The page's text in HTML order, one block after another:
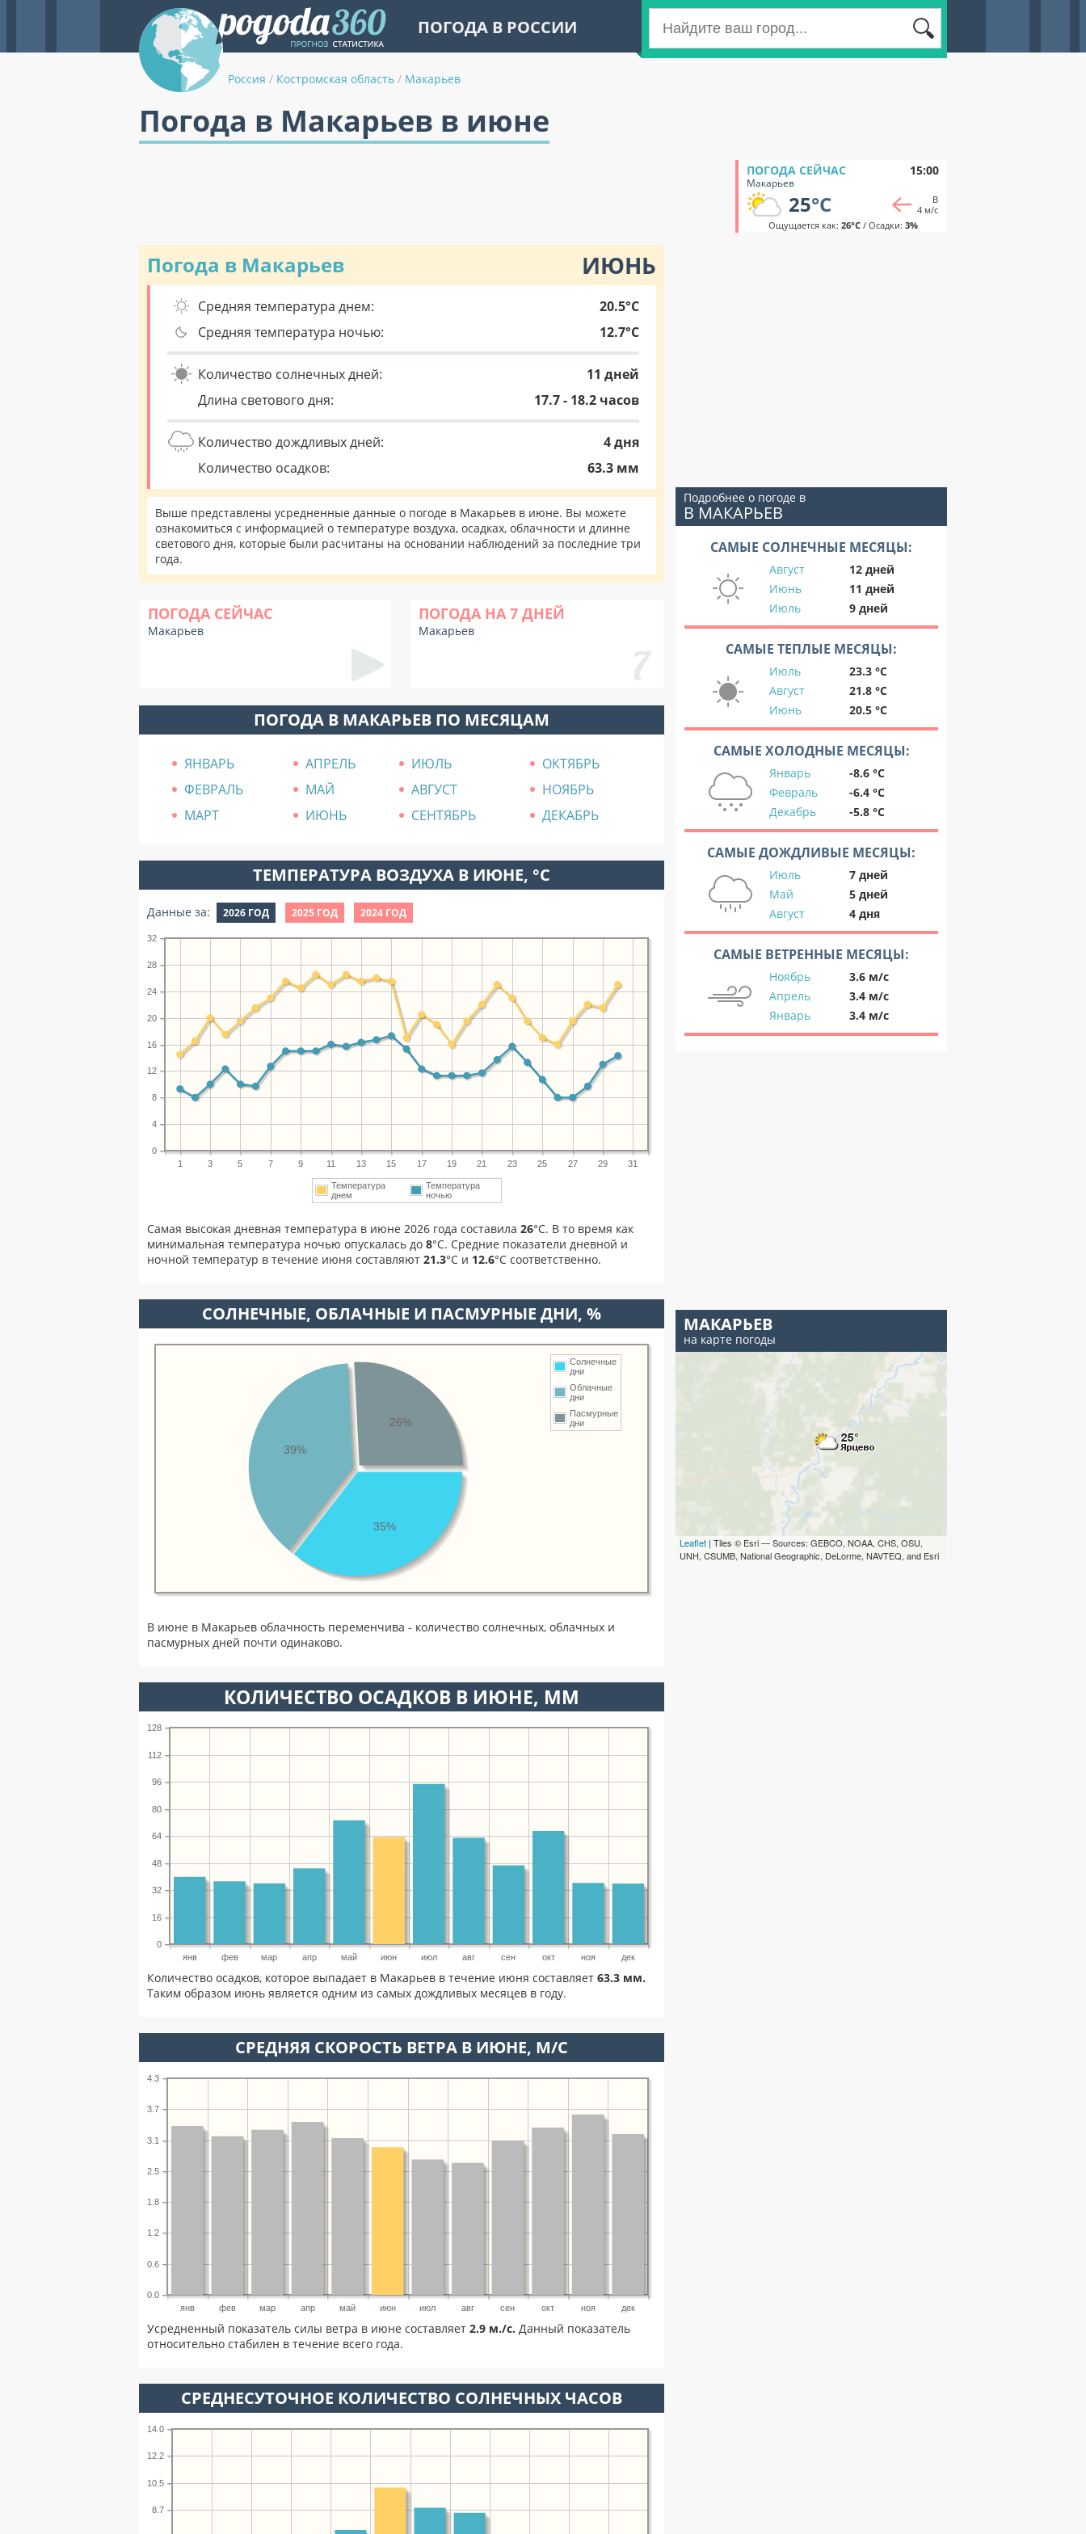
ПОГОДА В РОССИИ
Россия / Костромская область / Макарьев
Погода в Макарьев в июне
ПОГОДА СЕЙЧАС 15:00
Макарьев
25°C
В
4 м/с
Ощущается как: 26°C/ Осадки: 3%
Погода в Макарьев ИЮНЬ
Средняя температура днем:
20.5°C
Средняя температура ночью:
12.7°C
Количество солнечных дней:
11 дней
Длина светового дня:
17.7 - 18.2 часов
Количество дождливых дней:
4 дня
Количество осадков:
63.3 мм
Выше представлены усредненные данные о погоде в Макарьев в июне. Вы можете
ознакомиться с информацией о температуре воздуха, осадках, облачности и длинне
светового дня, которые были расчитаны на основании наблюдений за последние три
года.
ПОГОДА СЕЙЧАС
Макарьев
ПОГОДА НА 7 ДНЕЙ
Макарьев
ПОГОДА В МАКАРЬЕВ ПО МЕСЯЦАМ
ЯНВАРЬ АПРЕЛЬ ИЮЛЬ
ОКТЯБРЬ
ФЕВРАЛЬ
МАЙ АВГУСТ
НОЯБРЬ
МАРТ
ИЮНЬ СЕНТЯБРЬ ДЕКАБРЬ
ТЕМПЕРАТУРА ВОЗДУХА В ИЮНЕ, °C
Данные за: 2026 ГОД 2025 ГОД 2024 ГОД
1 3 5 7 9 11 13 15 17 19 21 23 25 27 29 31
0
4
8
12
16
20
24
28
32
Температура
днем
Температура
ночью
Самая высокая дневная температура в июне 2026 года составила 26°С. В то время как
минимальная температура ночью опускалась до 8°C. Средние показатели дневной и
ночной температур в течение июня составляют 21.3°С и 12.6°С соответственно.
CОЛНЕЧНЫЕ, ОБЛАЧНЫЕ И ПАСМУРНЫЕ ДНИ, %
Солнечные
дни
Облачные
дни
Пасмурные
дни
35%
39%
26%
В июне в Макарьев облачность переменчива - количество солнечных, облачных и
пасмурных дней почти одинаково.
КОЛИЧЕСТВО ОСАДКОВ В ИЮНЕ, ММ
янв фев мар апр май июн июл авг сен окт ноя дек
0
16
32
48
64
80
96
112
128
Количество осадков, которое выпадает в Макарьев в течение июня составляет 63.3 мм.
Таким образом июнь является одним из самых дождливых месяцев в году.
СРЕДНЯЯ СКОРОСТЬ ВЕТРА В ИЮНЕ, М/С
янв фев мар апр май июн июл авг сен окт ноя дек
0.0
0.6
1.2
1.8
2.5
3.1
3.7
4.3
Усредненный показатель силы ветра в июне составляет 2.9 м./с. Данный показатель
относительно стабилен в течение всего года.
СРЕДНЕСУТОЧНОЕ КОЛИЧЕСТВО СОЛНЕЧНЫХ ЧАСОВ
8.7
10.5
12.2
14.0
Подробнее о погоде в
В МАКАРЬЕВ
САМЫЕ СОЛНЕЧНЫЕ МЕСЯЦЫ:
Август
12 дней
Июнь
11 дней
Июль
9 дней
САМЫЕ ТЕПЛЫЕ МЕСЯЦЫ:
Июль
23.3 °C
Август
21.8 °C
Июнь
20.5 °C
САМЫЕ ХОЛОДНЫЕ МЕСЯЦЫ:
Январь
-8.6 °C
Февраль
-6.4 °C
Декабрь
-5.8 °C
САМЫЕ ДОЖДЛИВЫЕ МЕСЯЦЫ:
Июль
7 дней
Май
5 дней
Август
4 дня
САМЫЕ ВЕТРЕННЫЕ МЕСЯЦЫ:
Ноябрь
3.6 м/с
Апрель
3.4 м/с
Январь
3.4 м/с
МАКАРЬЕВ
на карте погоды
Leaflet | Tiles © Esri — Sources: GEBCO, NOAA, CHS, OSU,
UNH, CSUMB, National Geographic, DeLorme, NAVTEQ, and Esri